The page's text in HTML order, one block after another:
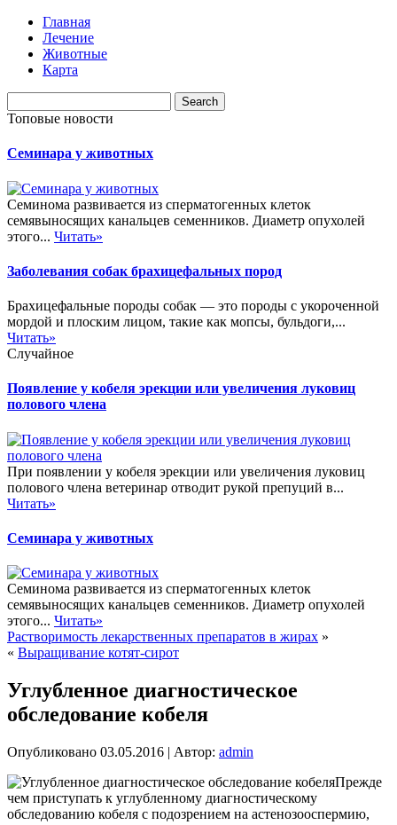
Главная
Лечение
Животные
Карта
Топовые новости
Семинара у животных
Семинома развивается из сперматогенных клеток
семявыносящих канальцев семенников. Диаметр опухолей
этого... Читать»
Заболевания собак брахицефальных пород
Брахицефальные породы собак — это породы с укороченной
мордой и плоским лицом, такие как мопсы, бульдоги,...
Читать»
Случайное
Появление у кобеля эрекции или увеличения луковиц
полового члена
При появлении у кобеля эрекции или увеличения луковиц
полового члена ветеринар отводит рукой препуций в...
Читать»
Семинара у животных
Семинома развивается из сперматогенных клеток
семявыносящих канальцев семенников. Диаметр опухолей
этого... Читать»
Растворимость лекарственных препаратов в жирах »
« Выращивание котят-сирот
Углубленное диагностическое
обследование кобеля
Опубликовано 03.05.2016 | Автор: admin
Прежде
чем приступать к углубленному диагностическому
обследованию кобеля с подозрением на астенозооспермию,